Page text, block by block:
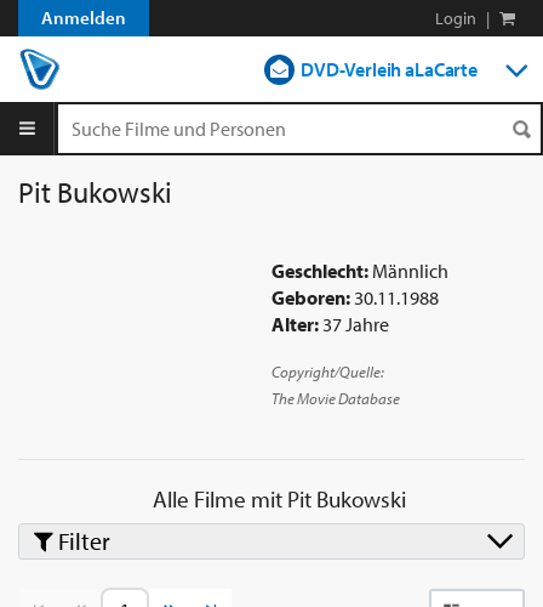
Anmelden Login |
DVD-Verleih aLaCarte
Geschlecht: Männlich
Geboren:30.11.1988
Alter:37 Jahre
Copyright/Quelle:
The Movie Database
Pit Bukowski
Alle Filme mitPit Bukowski
Filter